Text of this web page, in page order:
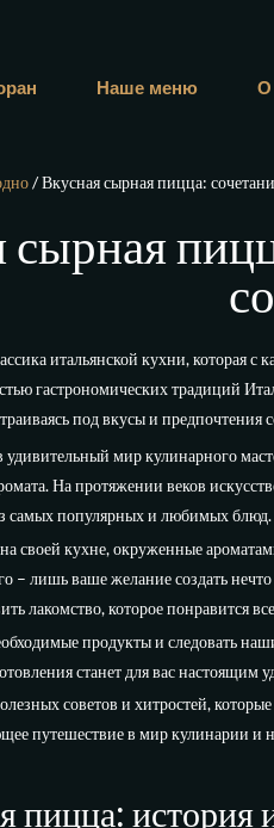
Наше меню О
/ Вкусная сырная пицца:
сырная
итальянской кухни, которая
гастрономических традиций
под вкусы и предпочтения
мир кулинарного
На протяжении веков
самых популярных и любимых блюд.
на своей кухне, окруженные
– лишь ваше желание создать
лакомство, которое понравится
продукты и следовать
станет для вас настоящим
советов и хитростей,
путешествие в мир кулинарии и
пицца: история